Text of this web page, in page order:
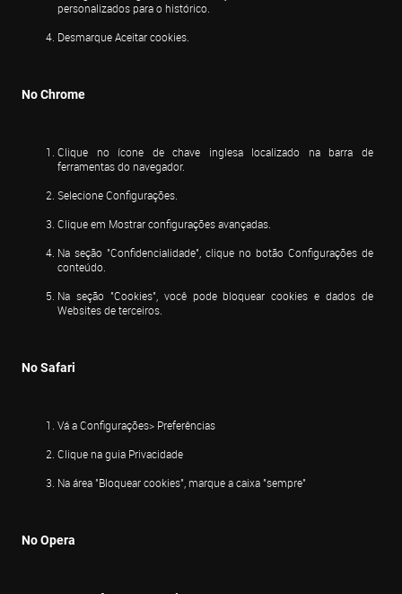
personalizados para o histórico.
Desmarque Aceitar cookies.
No Chrome
Clique no ícone de chave inglesa localizado na barra de
ferramentas do navegador.
Selecione Configurações.
Clique em Mostrar configurações avançadas.
Na seção "Confidencialidade", clique no botão Configurações de
conteúdo.
Na seção "Cookies", você pode bloquear cookies e dados de
Websites de terceiros.
No Safari
Vá a Configurações> Preferências
Clique na guia Privacidade
Na área "Bloquear cookies", marque a caixa "sempre"
No Opera